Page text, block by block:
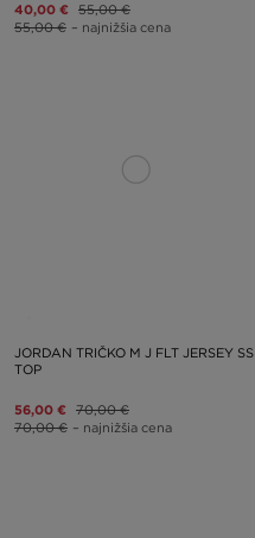
40,00 € 55,00 €
55,00 € – najnižšia cena
JORDAN TRIČKO M J FLT JERSEY SS
TOP
56,00 € 70,00 €
70,00 € – najnižšia cena